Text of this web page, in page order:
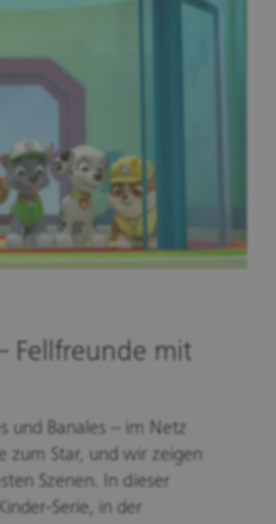
Fellfreunde mit
und Banales – im Netz
zum Star, und wir zeigen
Szenen. In dieser
Serie, in der